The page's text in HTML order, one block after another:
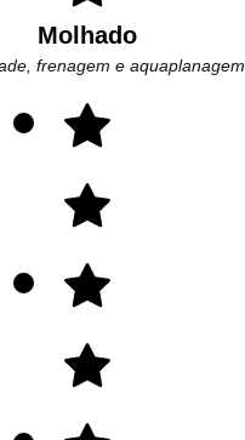
Molhado
frenagem e aquaplanagem